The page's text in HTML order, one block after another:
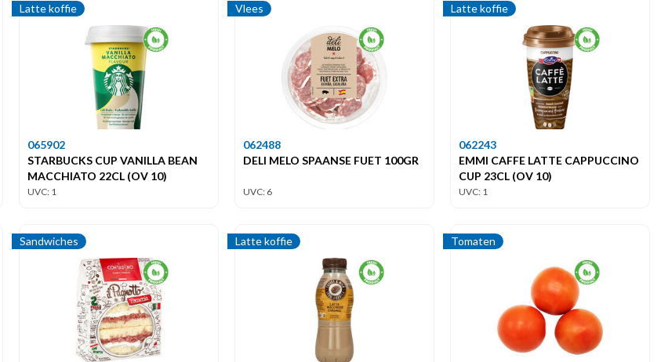
Latte koffie
065902
STARBUCKS CUP VANILLA BEAN
MACCHIATO 22CL (OV 10)
UVC: 1
Vlees
062488
DELI MELO SPAANSE FUET 100GR
UVC: 6
Latte koffie
062243
EMMI CAFFE LATTE CAPPUCCINO
CUP 23CL (OV 10)
UVC: 1
Sandwiches Latte koffie Tomaten